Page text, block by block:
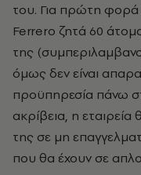
του. Για πρώτη φορά
Ferrero ζητά 60
της
όμως δεν είναι
προϋπηρεσία πάνω
ακρίβεια, η εταιρεία
της σε μη
που θα έχουν σε